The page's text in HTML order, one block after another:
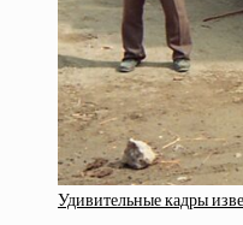
Удивительные кадры